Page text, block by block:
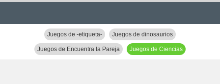
Juegos de -etiqueta- Juegos de dinosaurios
Juegos de Encuentra la Pareja Juegos de Ciencias